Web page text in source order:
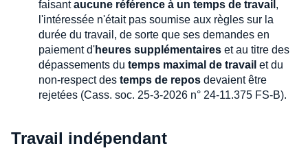
faisantaucune référence à un temps de travail ,
l'intéressée n'était pas soumise aux règles sur la
durée du travail, de sorte que ses demandes en
paiement d'heures supplémentaires et au titre des
dépassements du temps maximal de travail et du
non-respect des temps de repos devaient être
rejetées (Cass. soc. 25-3-2026 n° 24-11.375 FS-B).
Travail indépendant